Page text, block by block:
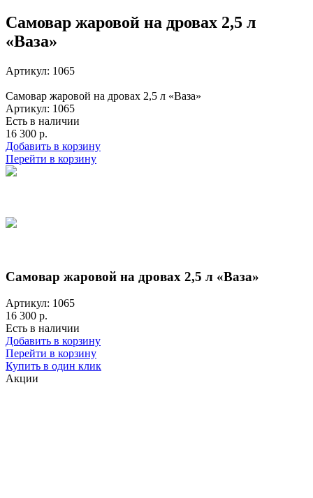
Самовар жаровой на дровах 2,5 л
«Ваза»
Артикул: 1065
Самовар жаровой на дровах 2,5 л «Ваза»
Артикул: 1065
Есть в наличии
16 300 р.
Добавить в корзину
Перейти в корзину
Самовар жаровой на дровах 2,5 л «Ваза»
Артикул: 1065
16 300 р.
Есть в наличии
Добавить в корзину
Перейти в корзину
Купить в один клик
Акции